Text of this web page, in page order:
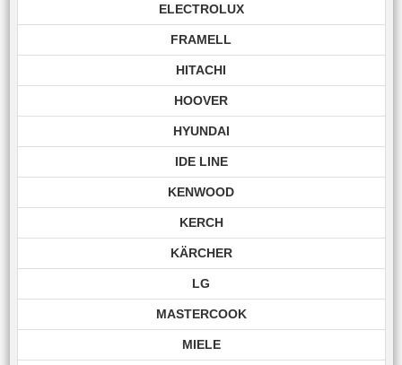
ELECTROLUX
FRAMELL
HITACHI
HOOVER
HYUNDAI
IDE LINE
KENWOOD
KERCH
KÄRCHER
LG
MASTERCOOK
MIELE